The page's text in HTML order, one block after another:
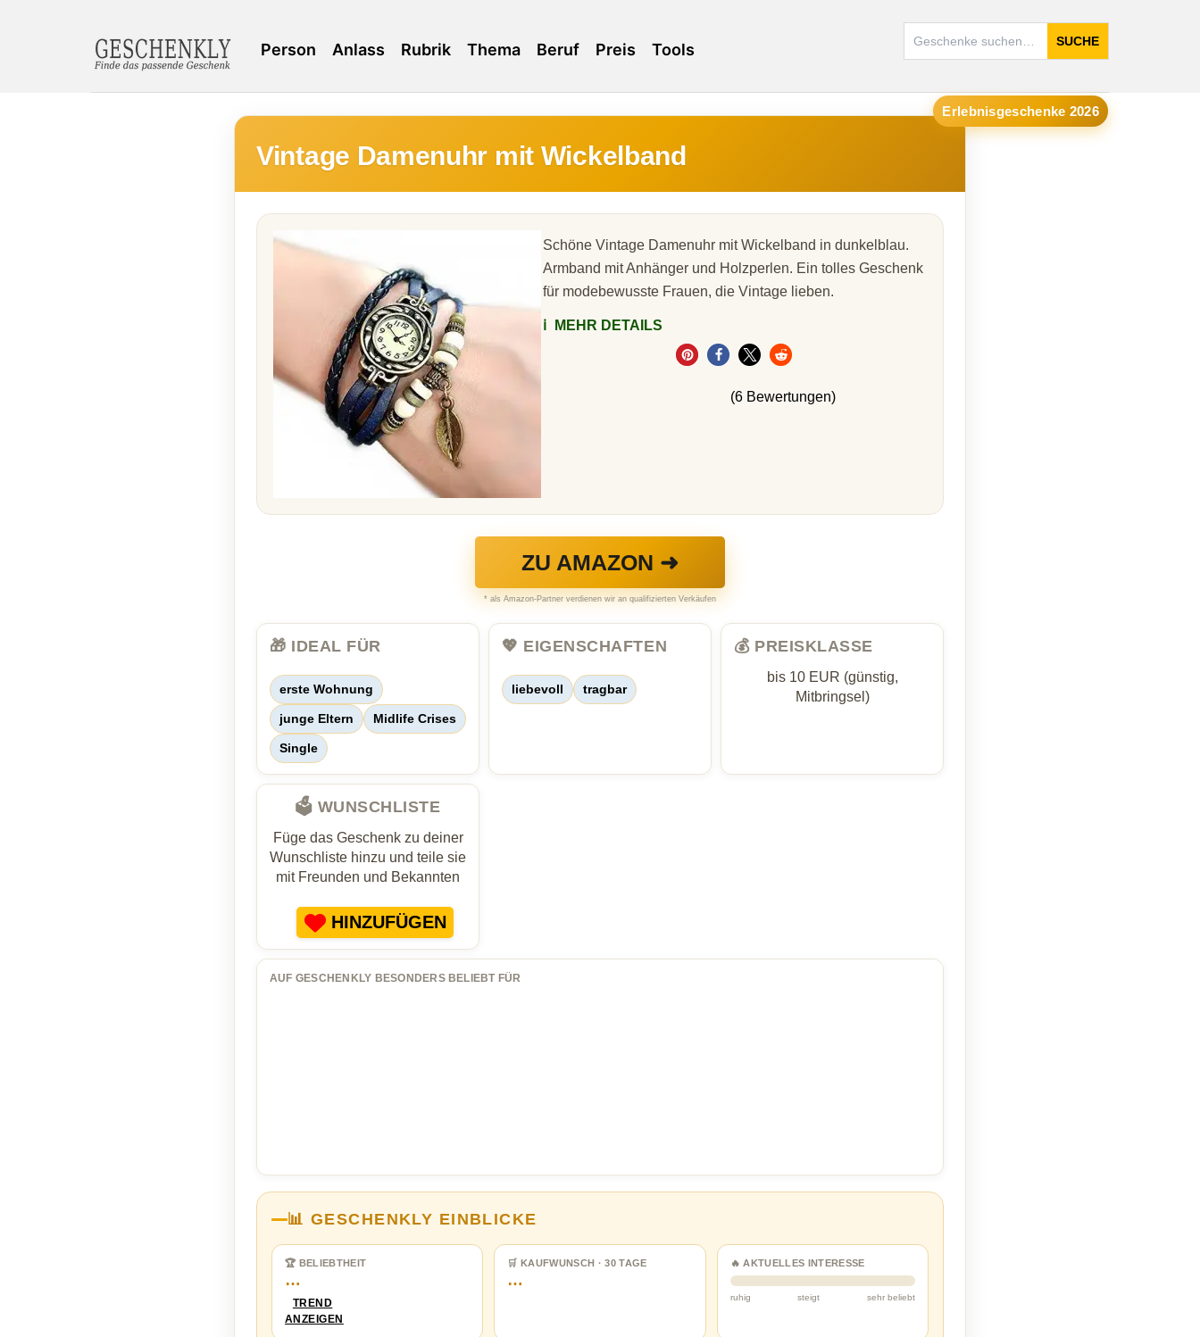
SUCHE
Person Anlass Rubrik Thema Beruf Preis Tools
Erlebnisgeschenke 2026
Vintage Damenuhr mit Wickelband
Schöne Vintage Damenuhr mit Wickelband in dunkelblau.
Armband mit Anhänger und Holzperlen. Ein tolles Geschenk
für modebewusste Frauen, die Vintage lieben.
ℹ️ MEHR DETAILS
(6 Bewertungen)
ZU AMAZON ➜
* als Amazon-Partner verdienen wir an qualifizierten Verkäufen
🎁 IDEAL FÜR
erste Wohnung
junge Eltern Midlife Crises
Single
💖 EIGENSCHAFTEN
liebevoll tragbar
💰 PREISKLASSE
bis 10 EUR (günstig,
Mitbringsel)
🗳️ WUNSCHLISTE
Füge das Geschenk zu deiner
Wunschliste hinzu und teile sie
mit Freunden und Bekannten
HINZUFÜGEN
AUF GESCHENKLY BESONDERS BELIEBT FÜR
📊 GESCHENKLY EINBLICKE
🏆 BELIEBTHEIT
…
TREND
ANZEIGEN
🛒 KAUFWUNSCH · 30 TAGE
…
🔥 AKTUELLES INTERESSE
ruhig steigt sehr beliebt